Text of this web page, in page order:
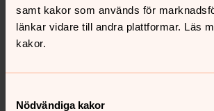
samt kakor som används för
länkar vidare till andra plattformar. Läs
kakor.
Nödvändiga kakor